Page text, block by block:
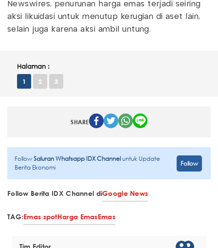
Newswires, penurunan harga emas terjadi seiring
aksi likuidasi untuk menutup kerugian di aset lain,
selain juga karena aksi ambil untung.
Halaman :
1 2 3
SHARE
FollowSaluran Whatsapp IDX Channeluntuk Update
Berita Ekonomi
Follow
Follow Berita IDX Channel diGoogle News
TAG:Emas spotHarga EmasEmas